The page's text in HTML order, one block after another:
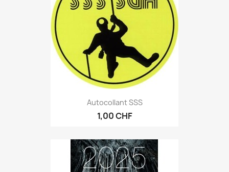
Autocollant SSS
1,00 CHF